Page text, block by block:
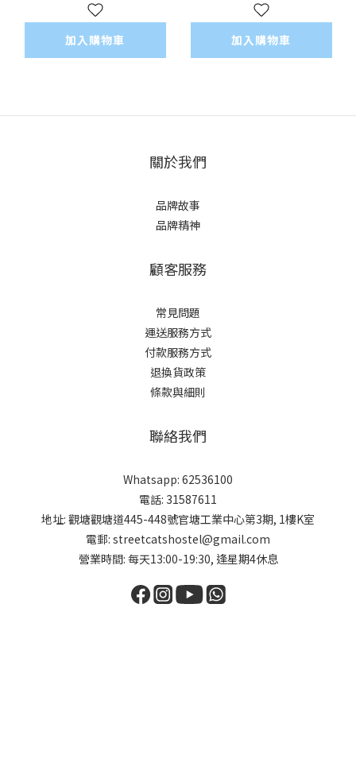
加入購物車 加入購物車
關於我們
品牌故事
品牌精神
顧客服務
常見問題
運送服務方式
付款服務方式
退換貨政策
條款與細則
聯絡我們
Whatsapp: 62536100
電話: 31587611
地址: 觀塘觀塘道445-448號官塘工業中心第3期, 1樓K室
電郵: streetcatshostel@gmail.com
營業時間: 每天13:00-19:30, 逢星期4休息